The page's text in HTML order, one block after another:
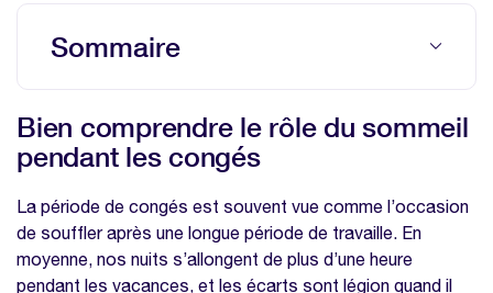
Sommaire
pendant les congés
Comment se reposer efficacement
Peut-on récupérer le sommeil perdu
pendant les congés ?
Bien comprendre le rôle du sommeil
pendant les congés
La période de congés est souvent vue comme l’occasion
de souffler après une longue période de travaille. En
moyenne, nos nuits s’allongent de plus d’une heure
pendant les vacances, et les écarts sont légion quand il